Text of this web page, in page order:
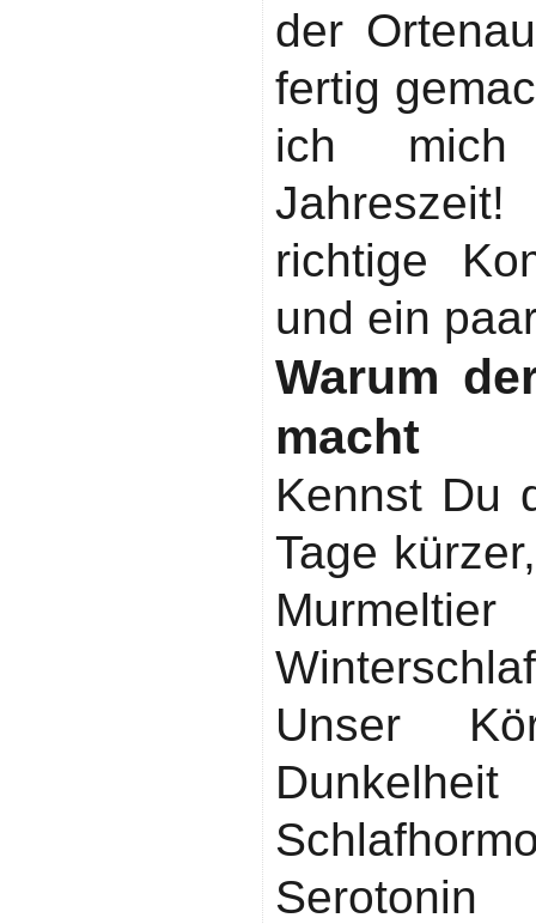
der
fertig
ich
richtige
und ein
Warum
macht
Kennst Du
Tage
Unser
Serotonin